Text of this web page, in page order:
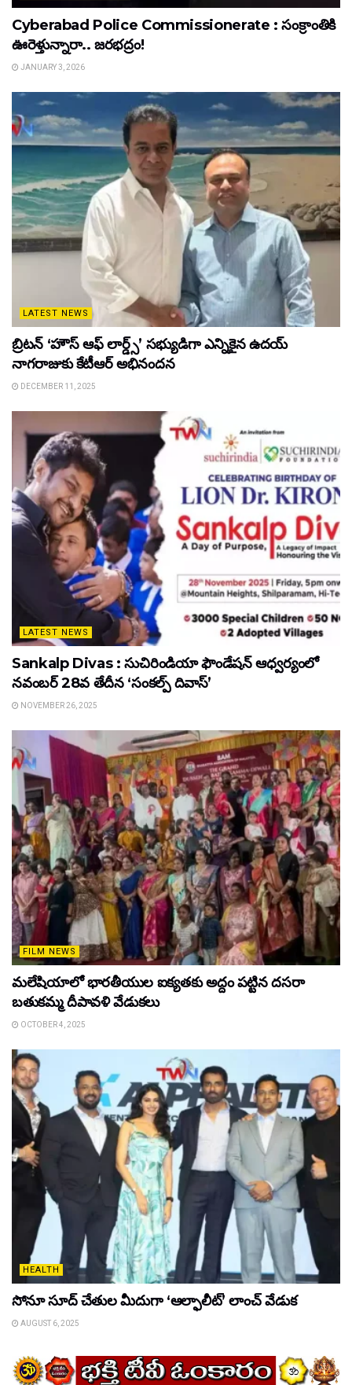
Cyberabad Police Commissionerate : సంక్రాంతికి
ఊరెళ్తున్నారా.. జరభద్రం!
JANUARY 3, 2026
LATEST NEWS
బ్రిటన్ ‘హౌస్ ఆఫ్ లార్డ్స్’ సభ్యుడిగా ఎన్నికైన ఉదయ్
నాగరాజుకు కేటీఆర్ అభినందన
DECEMBER 11, 2025
LATEST NEWS
Sankalp Divas : సుచిరిండియా ఫౌండేషన్ ఆధ్వర్యంలో
నవంబర్ 28వ తేదీన ‘సంకల్ప్ దివాస్’
NOVEMBER 26, 2025
FILM NEWS
మలేషియాలో భారతీయుల ఐక్యతకు అద్దం పట్టిన దసరా
బతుకమ్మ దీపావళి వేడుకలు
OCTOBER 4, 2025
HEALTH
సోనూ సూద్ చేతుల మీదుగా ‘ఆల్ఫాలీట్’ లాంచ్ వేడుక
AUGUST 6, 2025